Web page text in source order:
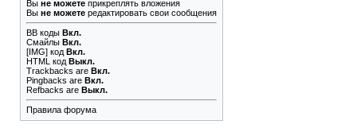
Вы не можете прикреплять вложения
Вы не можете редактировать свои сообщения
BB коды Вкл.
Смайлы Вкл.
[IMG] код Вкл.
HTML код Выкл.
Trackbacks are Вкл.
Pingbacks are Вкл.
Refbacks are Выкл.
Правила форума